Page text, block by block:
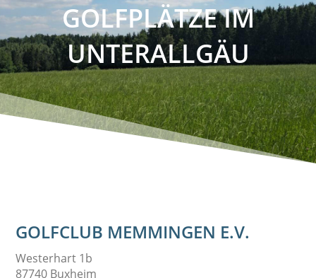
GOLFPLÄTZE IM
UNTERALLGÄU
GOLFCLUB MEMMINGEN E.V.
Westerhart 1b
87740 Buxheim